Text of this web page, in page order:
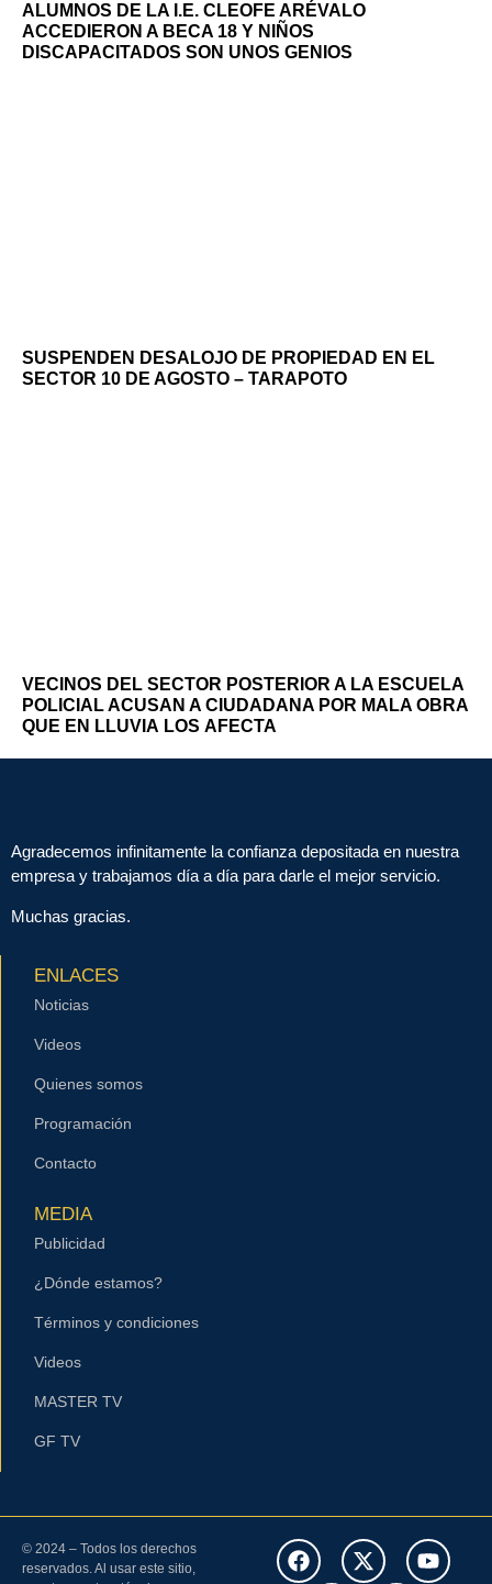
ALUMNOS DE LA I.E. CLEOFE ARÉVALO
ACCEDIERON A BECA 18 Y NIÑOS
DISCAPACITADOS SON UNOS GENIOS
SUSPENDEN DESALOJO DE PROPIEDAD EN EL
SECTOR 10 DE AGOSTO – TARAPOTO
VECINOS DEL SECTOR POSTERIOR A LA ESCUELA
POLICIAL ACUSAN A CIUDADANA POR MALA OBRA
QUE EN LLUVIA LOS AFECTA
Agradecemos infinitamente la confianza depositada en nuestra
empresa y trabajamos día a día para darle el mejor servicio.
Muchas gracias.
ENLACES
Noticias
Videos
Quienes somos
Programación
Contacto
MEDIA
Publicidad
¿Dónde estamos?
Términos y condiciones
Videos
MASTER TV
GF TV
© 2024 – Todos los derechos
reservados. Al usar este sitio,